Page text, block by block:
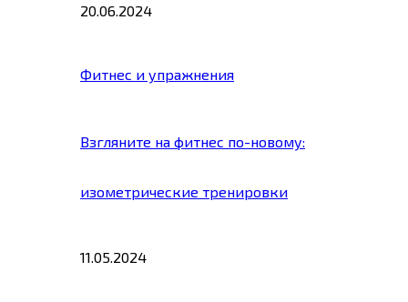
20.06.2024
Фитнес и упражнения
Взгляните на фитнес по-новому:
изометрические тренировки
11.05.2024